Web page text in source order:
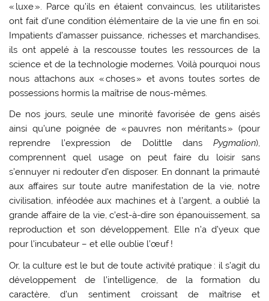
« luxe ». Parce qu’ils en étaient convaincus, les utilitaristes
ont fait d’une condition élémentaire de la vie une fin en soi.
Impatients d’amasser puissance, richesses et marchandises,
ils ont appelé à la rescousse toutes les ressources de la
science et de la technologie modernes. Voilà pourquoi nous
nous attachons aux « choses » et avons toutes sortes de
possessions hormis la maîtrise de nous-mêmes.
De nos jours, seule une minorité favorisée de gens aisés
ainsi qu’une poignée de « pauvres non méritants » (pour
reprendre l’expression de Dolittle dans Pygmalion),
comprennent quel usage on peut faire du loisir sans
s’ennuyer ni redouter d’en disposer. En donnant la primauté
aux affaires sur toute autre manifestation de la vie, notre
civilisation, inféodée aux machines et à l’argent, a oublié la
grande affaire de la vie, c’est-à-dire son épanouissement, sa
reproduction et son développement. Elle n’a d’yeux que
pour l’incubateur – et elle oublie l’œuf !
Or, la culture est le but de toute activité pratique : il s’agit du
développement de l’intelligence, de la formation du
caractère, d’un sentiment croissant de maîtrise et